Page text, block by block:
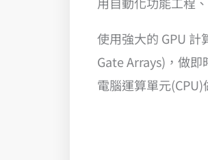
使用強大的 GPU
Gate Arrays)，做
電腦運算單元